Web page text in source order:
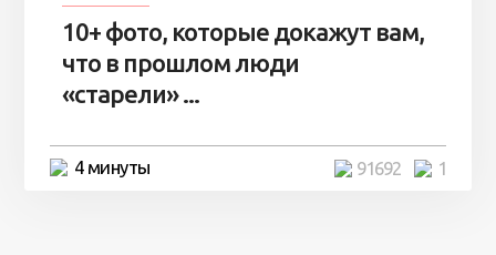
10+ фото, которые докажут вам,
что в прошлом люди
«старели» ...
4 минуты 1
91692